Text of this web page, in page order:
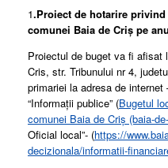
1.Proiect de hotarire
comunei Baia de Criş pe
Proiectul de buget va fi afisat
Cris, str. Tribunului nr 4,
primariei la adresa de
“Informații publice” (Bugetul
comunei Baia de Criș (baia-
Oficial local”- (https://
decizionala/informatii-